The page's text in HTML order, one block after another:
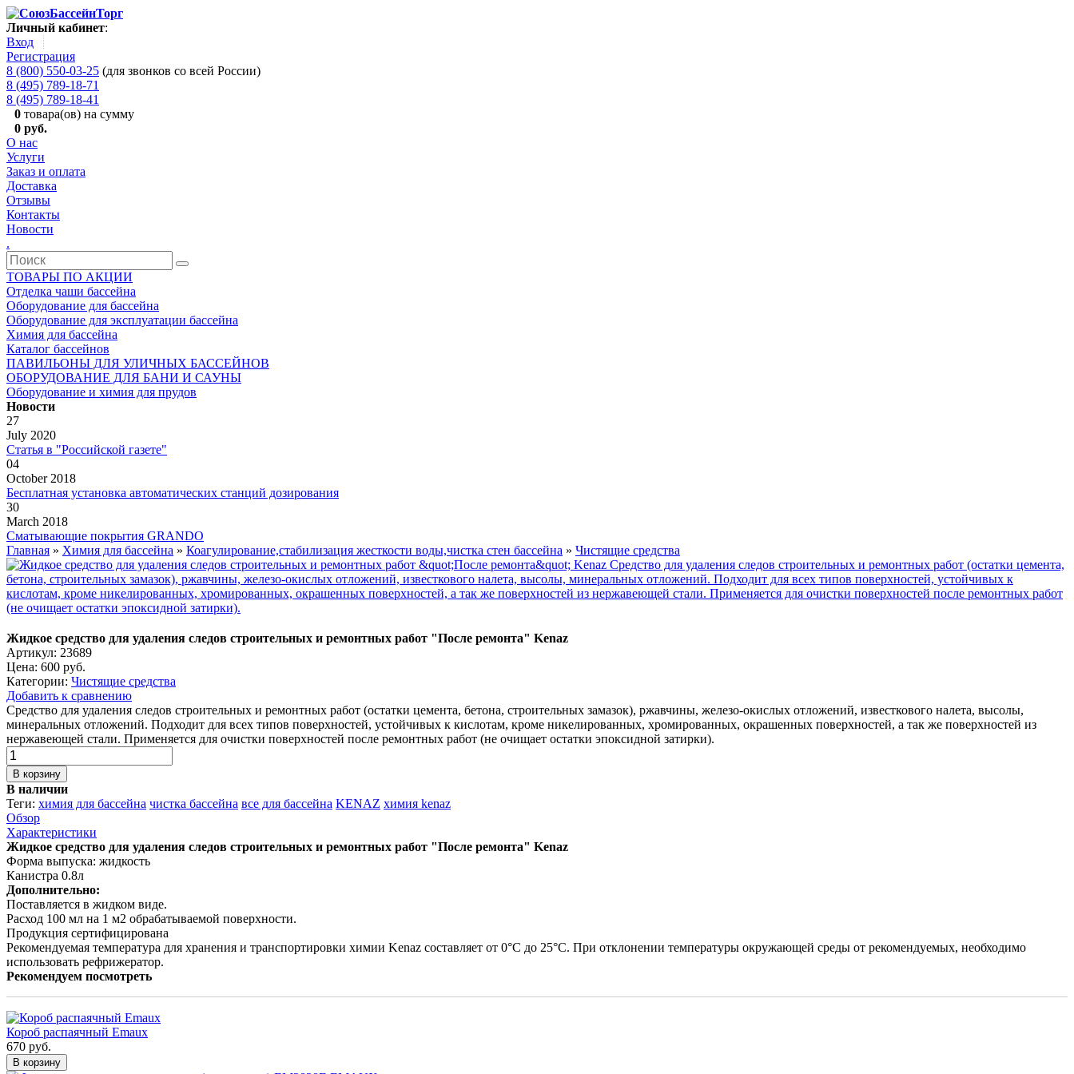
Личный кабинет:
Вход
Регистрация
8 (800) 550-03-25 (для звонков со всей России)
8 (495) 789-18-71
8 (495) 789-18-41
0 товара(ов) на сумму
0 руб.
О нас
Услуги
Заказ и оплата
Доставка
Отзывы
Контакты
Новости
.
ТОВАРЫ ПО АКЦИИ
Отделка чаши бассейна
Оборудование для бассейна
Оборудование для эксплуатации бассейна
Химия для бассейна
Каталог бассейнов
ПАВИЛЬОНЫ ДЛЯ УЛИЧНЫХ БАССЕЙНОВ
ОБОРУДОВАНИЕ ДЛЯ БАНИ И САУНЫ
Оборудование и химия для прудов
Новости
27
July 2020
Статья в "Российской газете"
04
October 2018
Бесплатная установка автоматических станций дозирования
30
March 2018
Сматывающие покрытия GRANDO
Главная » Химия для бассейна » Коагулирование,стабилизация жесткости воды,чистка стен бассейна » Чистящие средства
Жидкое средство для удаления следов строительных и ремонтных работ "После ремонта" Kenaz
Артикул: 23689
Цена: 600 руб.
Категории: Чистящие средства
Добавить к сравнению
Средство для удаления следов строительных и ремонтных работ (остатки цемента, бетона, строительных замазок), ржавчины, железо-окислых отложений, известкового налета, высолы,
минеральных отложений. Подходит для всех типов поверхностей, устойчивых к кислотам, кроме никелированных, хромированных, окрашенных поверхностей, а так же поверхностей из
нержавеющей стали. Применяется для очистки поверхностей после ремонтных работ (не очищает остатки эпоксидной затирки).
В корзину
В наличии
Теги: химия для бассейна чистка бассейна все для бассейна KENAZ химия kenaz
Обзор
Характеристики
Жидкое средство для удаления следов строительных и ремонтных работ "После ремонта" Kenaz
Форма выпуска: жидкость
Канистра 0.8л
Дополнительно:
Поставляется в жидком виде.
Расход 100 мл на 1 м2 обрабатываемой поверхности.
Продукция сертифицирована
Рекомендуемая температура для хранения и транспортировки химии Kenaz составляет от 0°C до 25°C. При отклонении температуры окружающей среды от рекомендуемых, необходимо
использовать рефрижератор.
Рекомендуем посмотреть
Короб распаячный Emaux
670 руб.
В корзину